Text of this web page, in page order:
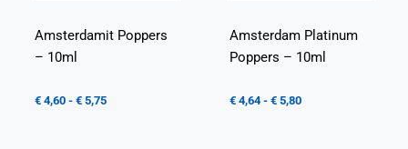
Amsterdamit Poppers
– 10ml
€4,60- €5,75
Amsterdam Platinum
Poppers – 10ml
€4,64- €5,80